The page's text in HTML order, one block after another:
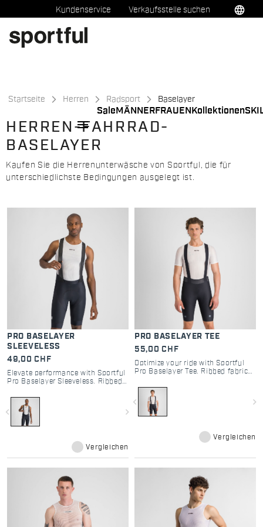
Inhalt
springen
Navigation
springen
Kundenservice Verkaufsstelle suchen language
Sale MÄNNERFRAUEN Kollektionen
menu
Startseite Herren Radsport Baselayer
HERREN-FAHRRAD-
BASELAYER
Kaufen Sie die Herrenunterwäsche von Sportful, die für
unterschiedlichste Bedingungen ausgelegt ist.
PRO BASELAYER
SLEEVELESS
49,00 CHF
Elevate performance with Sportful
Pro Baselayer Sleeveless. Ribbed
management, high stretch, and
maximum breathability on the
bike.
navigate_before navigate_next
Vergleichen
PRO BASELAYER TEE
55,00 CHF
Optimize your ride with Sportful
Pro Baselayer Tee. Ribbed fabric
high stretch, and maximum
breathability for road and gravel.
navigate_before navigate_next
Vergleichen